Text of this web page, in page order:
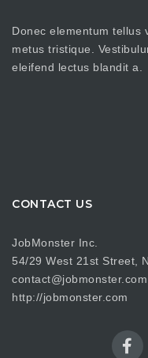
Donec elementum tellus
metus tristique.
eleifend lectus blandit a.
CONTACT US
JobMonster Inc.
54/29 West 21st Street,
contact@jobmonster.com
http://jobmonster.com